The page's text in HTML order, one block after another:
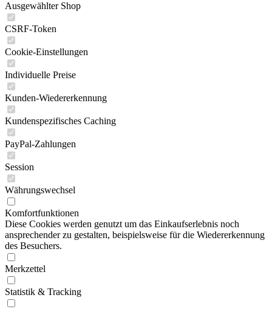
Ausgewählter Shop
CSRF-Token
Cookie-Einstellungen
Individuelle Preise
Kunden-Wiedererkennung
Kundenspezifisches Caching
PayPal-Zahlungen
Session
Währungswechsel
Komfortfunktionen
Diese Cookies werden genutzt um das Einkaufserlebnis noch
ansprechender zu gestalten, beispielsweise für die Wiedererkennung
des Besuchers.
Merkzettel
Statistik & Tracking